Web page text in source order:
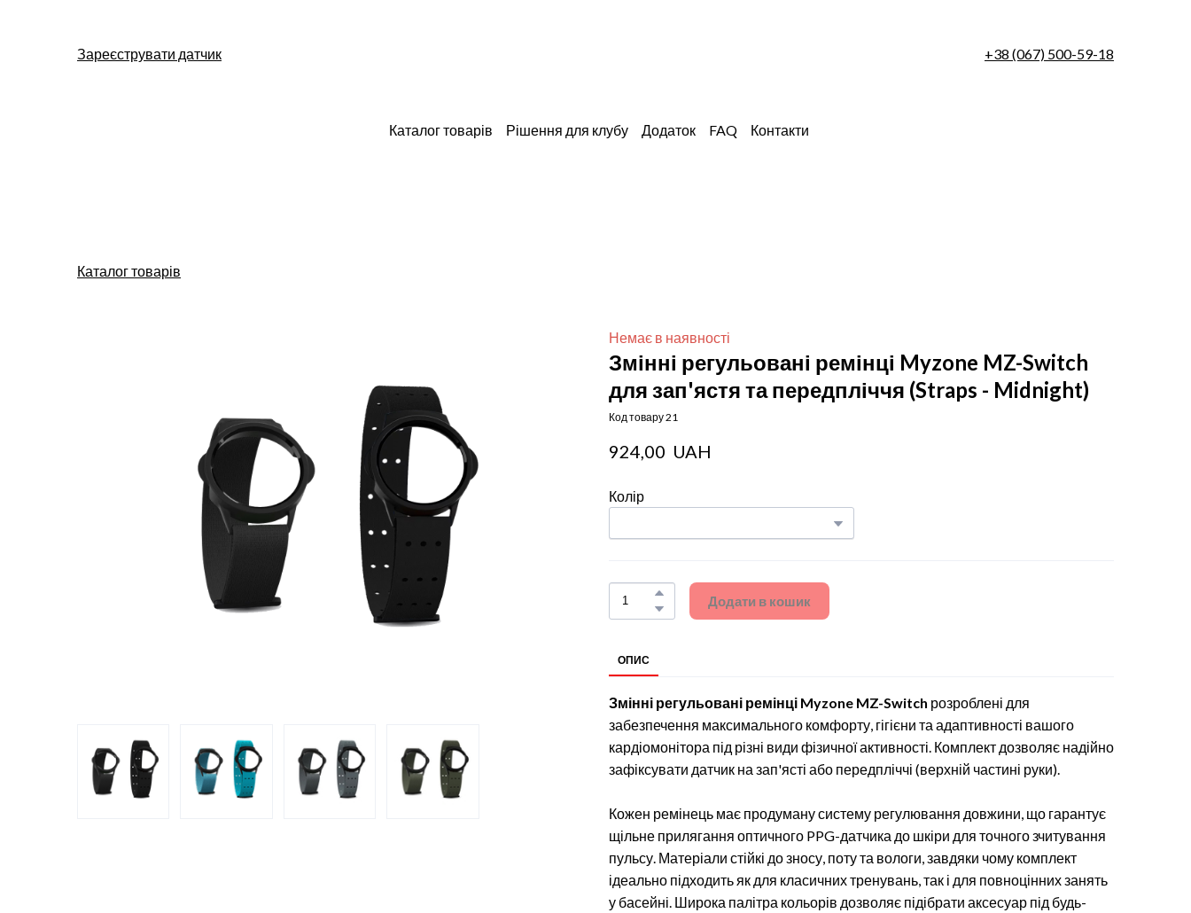
Зареєструвати датчик +38 (067) 500-59-18
Каталог товарів Рішення для клубу Додаток FAQ Контакти
Каталог товарів
Немає в наявності
Змінні регульовані ремінці Myzone MZ-Switch
для зап'ястя та передпліччя (Straps - Midnight)
Код товару 21
924,00  UAH
Колір
Додати в кошик
ОПИС
Змінні регульовані ремінці Myzone MZ-Switch розроблені для
забезпечення максимального комфорту, гігієни та адаптивності вашого
кардіомонітора під різні види фізичної активності. Комплект дозволяє надійно
зафіксувати датчик на зап'ясті або передпліччі (верхній частині руки).
Кожен ремінець має продуману систему регулювання довжини, що гарантує
щільне прилягання оптичного PPG-датчика до шкіри для точного зчитування
пульсу. Матеріали стійкі до зносу, поту та вологи, завдяки чому комплект
ідеально підходить як для класичних тренувань, так і для повноцінних занять
у басейні. Широка палітра кольорів дозволяє підібрати аксесуар під будь-